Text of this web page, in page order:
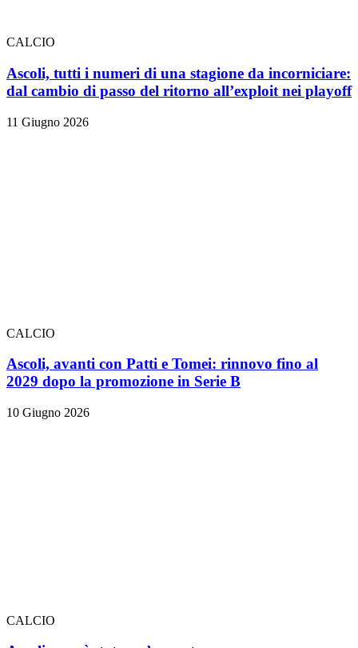
CALCIO
Ascoli, tutti i numeri di una stagione da incorniciare:
dal cambio di passo del ritorno all’exploit nei playoff
11 Giugno 2026
CALCIO
Ascoli, avanti con Patti e Tomei: rinnovo fino al
2029 dopo la promozione in Serie B
10 Giugno 2026
CALCIO